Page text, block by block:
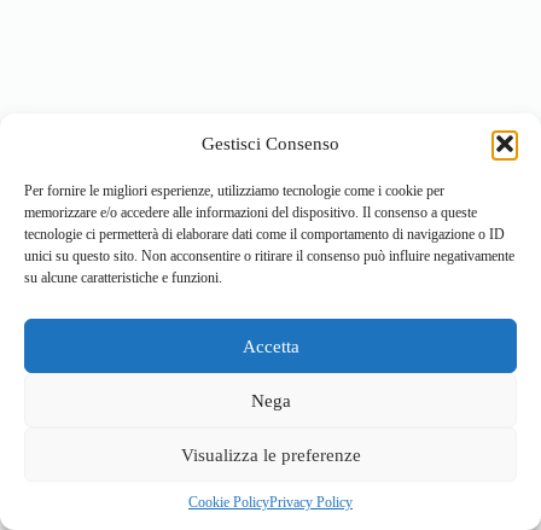
Gestisci Consenso
Per fornire le migliori esperienze, utilizziamo tecnologie come i cookie per
memorizzare e/o accedere alle informazioni del dispositivo. Il consenso a queste
tecnologie ci permetterà di elaborare dati come il comportamento di navigazione o ID
unici su questo sito. Non acconsentire o ritirare il consenso può influire negativamente
su alcune caratteristiche e funzioni.
Accetta
Nega
Visualizza le preferenze
Cookie PolicyPrivacy Policy
Vivi la Montagna
Cucina e prodotti tipici